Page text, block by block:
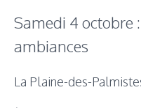
Samedi 4 octobre
ambiances
La Plaine-des-